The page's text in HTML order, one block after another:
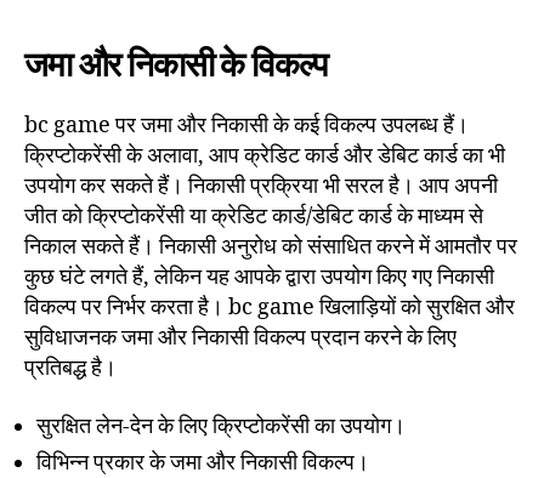
जमा और निकासी के विकल्प
bc game पर जमा और निकासी के कई विकल्प उपलब्ध हैं।
क्रिप्टोकरेंसी के अलावा, आप क्रेडिट कार्ड और डेबिट कार्ड का भी
उपयोग कर सकते हैं। निकासी प्रक्रिया भी सरल है। आप अपनी
जीत को क्रिप्टोकरेंसी या क्रेडिट कार्ड/डेबिट कार्ड के माध्यम से
निकाल सकते हैं। निकासी अनुरोध को संसाधित करने में आमतौर पर
कुछ घंटे लगते हैं, लेकिन यह आपके द्वारा उपयोग किए गए निकासी
विकल्प पर निर्भर करता है। bc game खिलाड़ियों को सुरक्षित और
सुविधाजनक जमा और निकासी विकल्प प्रदान करने के लिए
प्रतिबद्ध है।
सुरक्षित लेन-देन के लिए क्रिप्टोकरेंसी का उपयोग।
विभिन्न प्रकार के जमा और निकासी विकल्प।